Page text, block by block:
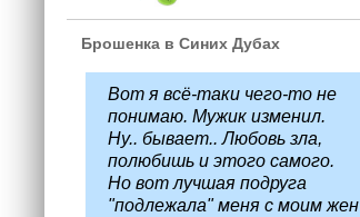
Брошенка в Синих Дубах
Вот я всё-таки чего-то не
понимаю. Мужик изменил.
Ну.. бывает.. Любовь зла,
полюбишь и этого самого.
Но вот лучшая подруга
"подлежала" меня с моим жен